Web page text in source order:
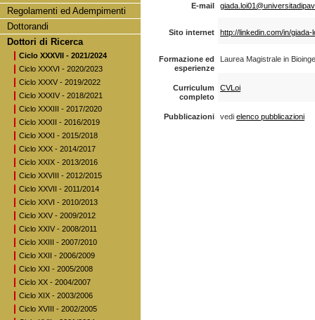
Regolamenti ed Adempimenti
Dottorandi
Dottori di Ricerca
Ciclo XXXVII - 2021/2024
Ciclo XXXVI - 2020/2023
Ciclo XXXV - 2019/2022
Ciclo XXXIV - 2018/2021
Ciclo XXXIII - 2017/2020
Ciclo XXXII - 2016/2019
Ciclo XXXI - 2015/2018
Ciclo XXX - 2014/2017
Ciclo XXIX - 2013/2016
Ciclo XXVIII - 2012/2015
Ciclo XXVII - 2011/2014
Ciclo XXVI - 2010/2013
Ciclo XXV - 2009/2012
Ciclo XXIV - 2008/2011
Ciclo XXIII - 2007/2010
Ciclo XXII - 2006/2009
Ciclo XXI - 2005/2008
Ciclo XX - 2004/2007
Ciclo XIX - 2003/2006
Ciclo XVIII - 2002/2005
E-mail
Sito internet http://linkedin.com/in/giada-
Formazione ed
esperienze
Laurea Magistrale in
Curriculum
completo
CVLoi
Pubblicazioni vedi elenco pubblicazioni